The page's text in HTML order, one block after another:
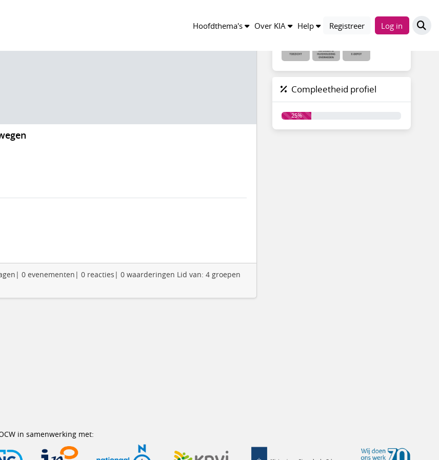
Hoofdthema's Over KIA Help Registreer Log in
0 evenementen| 0 reacties| 0 waarderingen Lid van: 4 groepen
Compleetheid profiel
25%
in samenwerking met: